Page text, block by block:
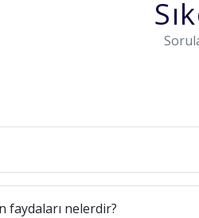
faydaları nelerdir?